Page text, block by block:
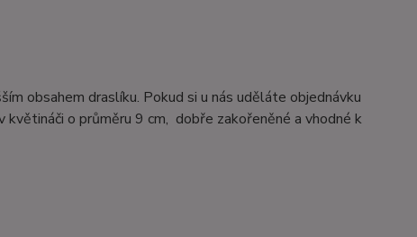
obsahem draslíku. Pokud si u nás uděláte objednávku
o průměru 9 cm, dobře zakořeněné a vhodné k